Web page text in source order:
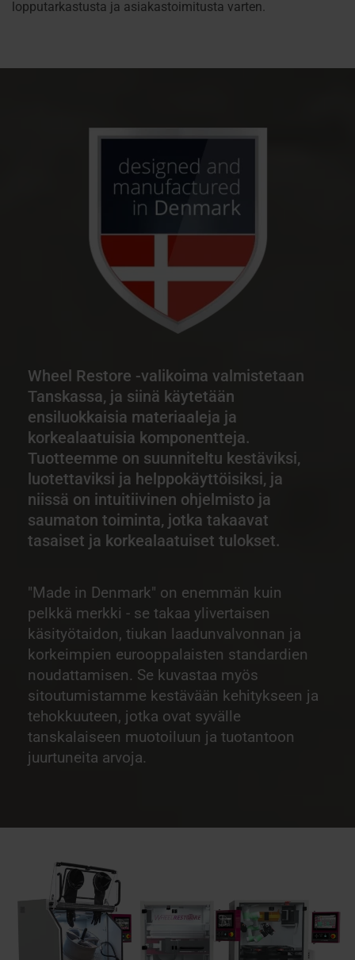
lopputarkastusta ja asiakastoimitusta varten.
Wheel Restore -valikoima valmistetaan
Tanskassa, ja siinä käytetään
ensiluokkaisia materiaaleja ja
korkealaatuisia komponentteja.
Tuotteemme on suunniteltu kestäviksi,
luotettaviksi ja helppokäyttöisiksi, ja
niissä on intuitiivinen ohjelmisto ja
saumaton toiminta, jotka takaavat
tasaiset ja korkealaatuiset tulokset.
"Made in Denmark" on enemmän kuin
pelkkä merkki - se takaa ylivertaisen
käsityötaidon, tiukan laadunvalvonnan ja
korkeimpien eurooppalaisten standardien
noudattamisen. Se kuvastaa myös
sitoutumistamme kestävään kehitykseen ja
tehokkuuteen, jotka ovat syvälle
tanskalaiseen muotoiluun ja tuotantoon
juurtuneita arvoja.